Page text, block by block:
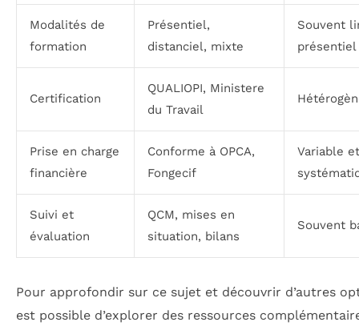
Modalités de
formation
Présentiel,
distanciel, mixte
Souvent
présentiel
Certification
QUALIOPI, Ministere
du Travail
Prise en charge
financière
Conforme à OPCA,
Fongecif
Variable
Suivi et
évaluation
QCM, mises en
situation, bilans
Souvent
Pour approfondir sur ce sujet et découvrir d’autres
est possible d’explorer des ressources